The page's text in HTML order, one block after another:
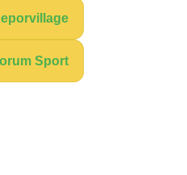
Sport